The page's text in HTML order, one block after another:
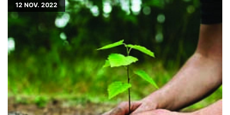
12 NOV. 2022